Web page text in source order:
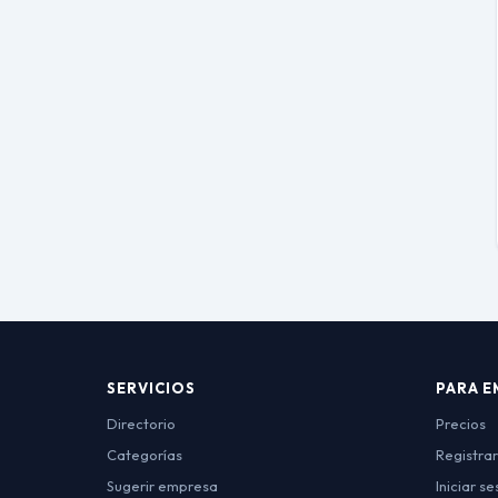
SERVICIOS
Directorio
Categorías
Sugerir empresa
PARA
Precios
Iniciar